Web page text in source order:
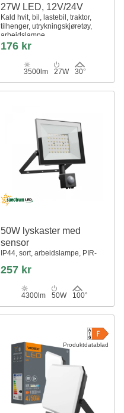
27W LED, 12V/24V
Kald hvit, bil, lastebil, traktor,
tilhenger, utrykningskjøretøy,
arbeidslampe
176 kr
3500lm 27W 30°
50W lyskaster med
sensor
IP44, sort, arbeidslampe, PIR-
257 kr
4300lm 50W 100°
Produktdatablad